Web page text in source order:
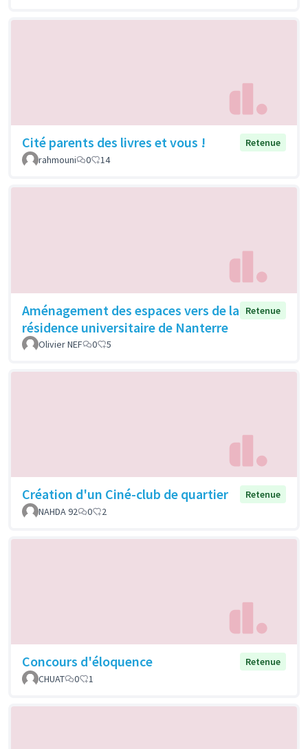
Cité parents des livres et vous !
Retenue
rahmouni
0 14
Aménagement des espaces vers de la
résidence universitaire de Nanterre
Retenue
Olivier NEF 0 5
Création d'un Ciné-club de quartier
Retenue
NAHDA 92
0 2
Concours d'éloquence
Retenue
CHUAT
0 1